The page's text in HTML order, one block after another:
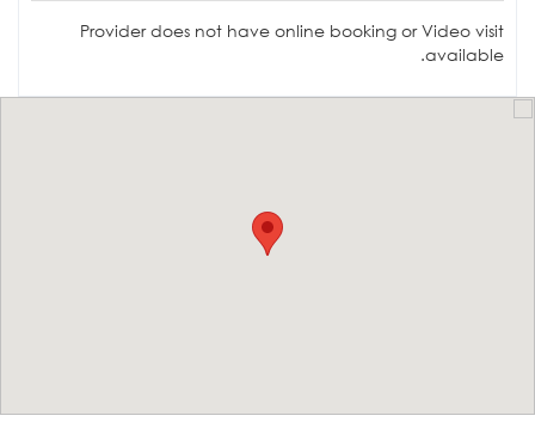
Provider does not have online booking or Video visit
available.